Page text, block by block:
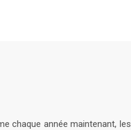
chaque année maintenant,